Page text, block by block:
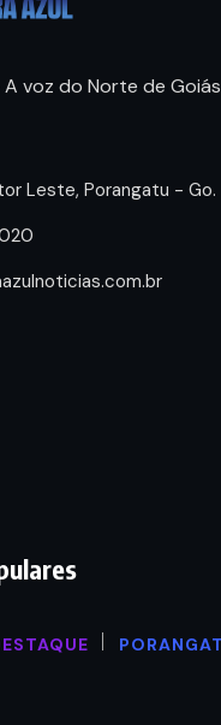
A voz do Norte de
Leste, Porangatu - Go.